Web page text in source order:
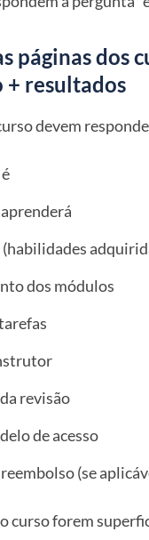
páginas dos
+ resultados
devem
dos módulos
revisão
de acesso
(se
curso forem